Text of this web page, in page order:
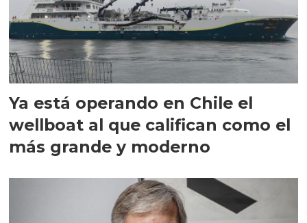
Ya está operando en Chile el
wellboat al que califican como el
más grande y moderno